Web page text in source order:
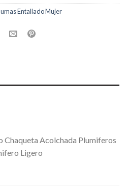
Entallado Mujer
Chaqueta Acolchada Plumiferos
Ligero